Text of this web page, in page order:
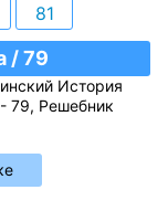
81
/ 79